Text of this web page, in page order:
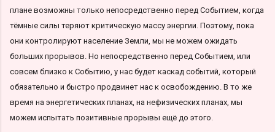
плане возможны только непосредственно перед Событием, когда
тёмные силы теряют критическую массу энергии. Поэтому, пока
они контролируют население Земли, мы не можем ожидать
больших прорывов. Но непосредственно перед Событием, или
совсем близко к Событию, у нас будет каскад событий, который
обязательно и быстро продвинет нас к освобождению. В то же
время на энергетических планах, на нефизических планах, мы
можем испытать позитивные прорывы ещё до этого.